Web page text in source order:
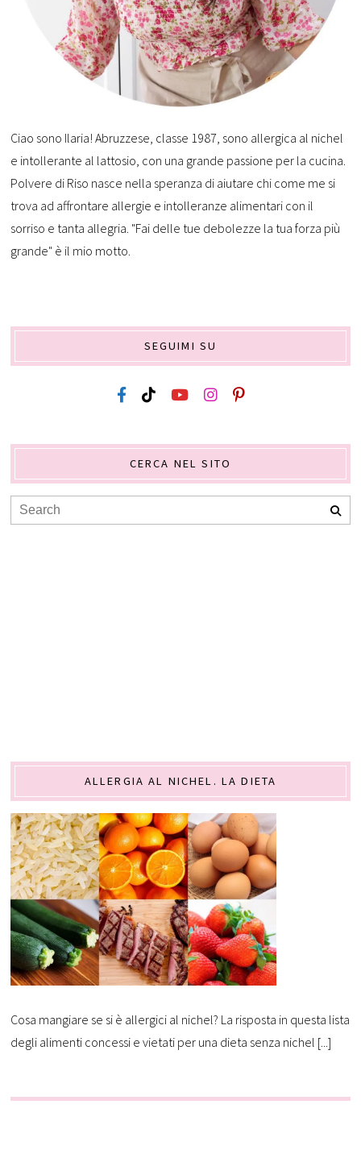
Ciao sono Ilaria! Abruzzese, classe 1987, sono allergica al nichel
e intollerante al lattosio, con una grande passione per la cucina.
Polvere di Riso nasce nella speranza di aiutare chi come me si
trova ad affrontare allergie e intolleranze alimentari con il
sorriso e tanta allegria. "Fai delle tue debolezze la tua forza più
grande" è il mio motto.
SEGUIMI SU
CERCA NEL SITO
ALLERGIA AL NICHEL. LA DIETA
Cosa mangiare se si è allergici al nichel? La risposta in questa lista
degli alimenti concessi e vietati per una dieta senza nichel [...]